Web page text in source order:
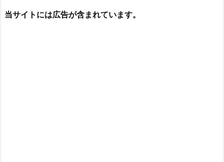
当サイトには広告が含まれています。